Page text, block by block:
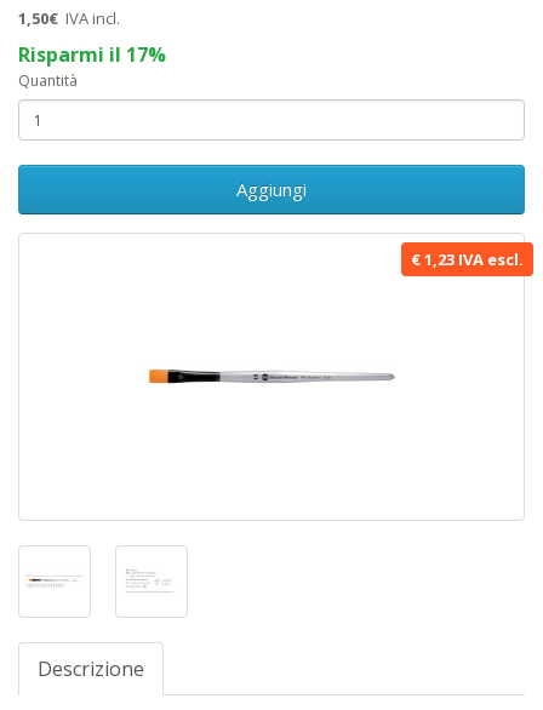
€ 1,23 IVA escl.
Descrizione
1,50€ IVA incl.
Risparmi il 17%
Quantità
Aggiungi